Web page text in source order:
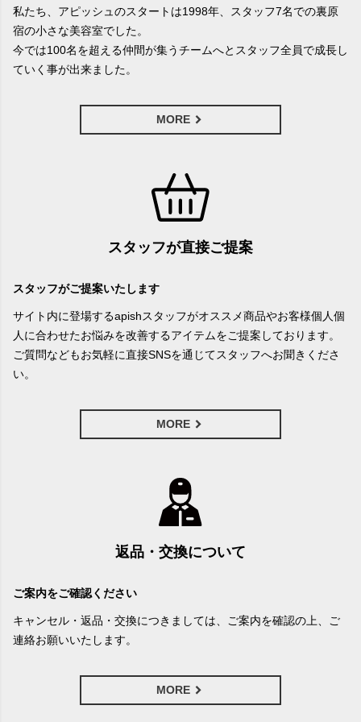
私たち、アピッシュのスタートは1998年、スタッフ7名での裏原
宿の小さな美容室でした。
今では100名を超える仲間が集うチームへとスタッフ全員で成長し
ていく事が出来ました。
MORE
スタッフが直接ご提案
スタッフがご提案いたします
サイト内に登場するapishスタッフがオススメ商品やお客様個人個
人に合わせたお悩みを改善するアイテムをご提案しております。
ご質問などもお気軽に直接SNSを通じてスタッフへお聞きくださ
い。
MORE
返品・交換について
ご案内をご確認ください
キャンセル・返品・交換につきましては、ご案内を確認の上、ご
連絡お願いいたします。
MORE